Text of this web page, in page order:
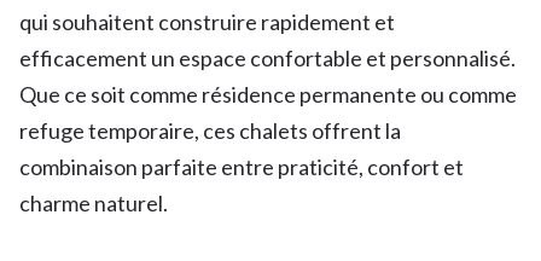
qui souhaitent construire rapidement et
efficacement un espace confortable et personnalisé.
Que ce soit comme résidence permanente ou comme
refuge temporaire, ces chalets offrent la
combinaison parfaite entre praticité, confort et
charme naturel.